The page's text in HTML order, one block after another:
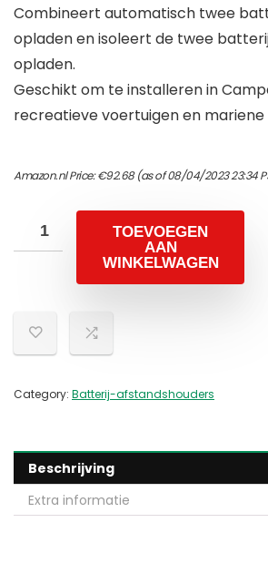
Combineert automatisch twee
opladen en isoleert de twee
opladen.
Geschikt om te installeren in
recreatieve voertuigen en
Amazon.nl Price:€92.68(as of 08/04/2023 23:34
TOEVOEGEN
AAN
WINKELWAGEN
Category: Batterij-afstandshouders
Beschrijving
Extra informatie